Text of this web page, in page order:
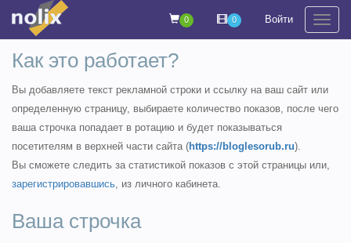
0 0 Войти
Как это работает?
Вы добавляете текст рекламной строки и ссылку на ваш сайт или
определенную страницу, выбираете количество показов, после чего
ваша строчка попадает в ротацию и будет показываться
посетителям в верхней части сайта (https://bloglesorub.ru).
Вы сможете следить за статистикой показов с этой страницы или,
зарегистрировавшись, из личного кабинета.
Ваша строчка